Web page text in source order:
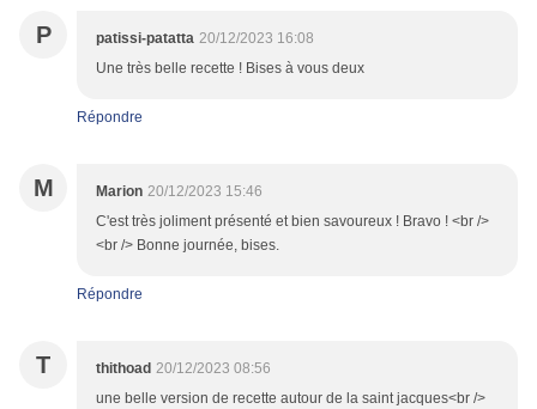
P patissi-patatta 20/12/2023 16:08
Une très belle recette ! Bises à vous deux
Répondre
M Marion 20/12/2023 15:46
C'est très joliment présenté et bien savoureux ! Bravo ! <br />
<br /> Bonne journée, bises.
Répondre
T thithoad 20/12/2023 08:56
une belle version de recette autour de la saint jacques<br />